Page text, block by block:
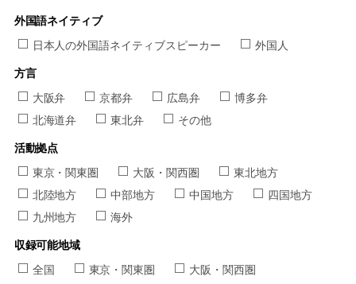
外国語ネイティブ
日本人の外国語ネイティブスピーカー
外国人
方言
大阪弁
京都弁 広島弁
博多弁
北海道弁
東北弁 その他
活動拠点
東京・関東圏
大阪・関西圏
東北地方
北陸地方
中部地方 中国地方
四国地方
九州地方
海外
収録可能地域
全国
東京・関東圏
大阪・関西圏